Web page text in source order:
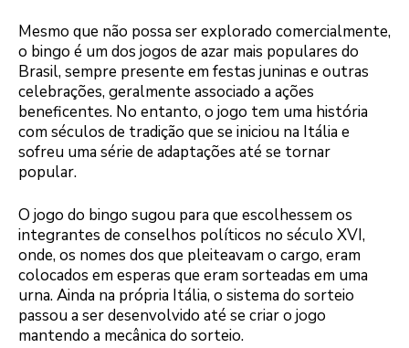
Mesmo que não possa ser explorado comercialmente,
o bingo é um dos jogos de azar mais populares do
Brasil, sempre presente em festas juninas e outras
celebrações, geralmente associado a ações
beneficentes. No entanto, o jogo tem uma história
com séculos de tradição que se iniciou na Itália e
sofreu uma série de adaptações até se tornar
popular.
O jogo do bingo sugou para que escolhessem os
integrantes de conselhos políticos no século XVI,
onde, os nomes dos que pleiteavam o cargo, eram
colocados em esperas que eram sorteadas em uma
urna. Ainda na própria Itália, o sistema do sorteio
passou a ser desenvolvido até se criar o jogo
mantendo a mecânica do sorteio.